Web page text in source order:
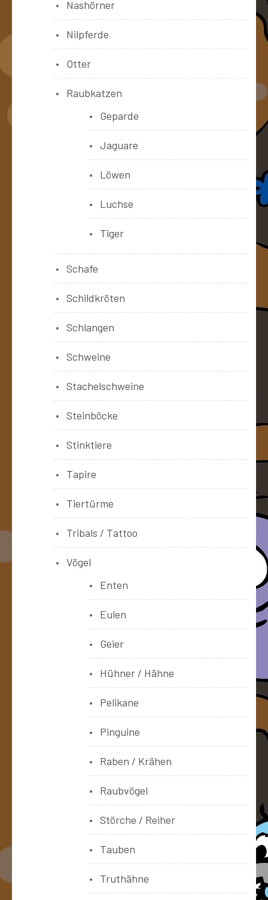
Nashörner
Nilpferde
Otter
Raubkatzen
Geparde
Jaguare
Löwen
Luchse
Tiger
Schafe
Schildkröten
Schlangen
Schweine
Stachelschweine
Steinböcke
Stinktiere
Tapire
Tiertürme
Tribals / Tattoo
Vögel
Enten
Eulen
Geier
Hühner / Hähne
Pelikane
Pinguine
Raben / Krähen
Raubvögel
Störche / Reiher
Tauben
Truthähne